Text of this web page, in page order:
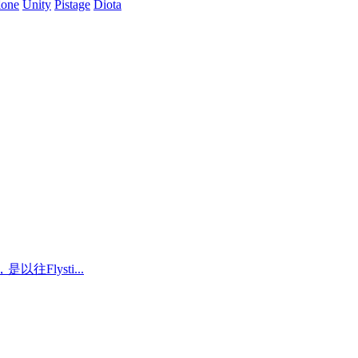
Unity Pistage Diota
是以往Flysti...